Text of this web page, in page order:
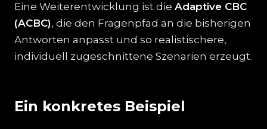
Eine Weiterentwicklung ist die Adaptive CBC
(ACBC), die den Fragenpfad an die bisherigen
Antworten anpasst und so realistischere,
individuell zugeschnittene Szenarien erzeugt.
Ein konkretes Beispiel